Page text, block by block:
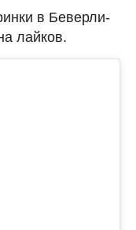
в Беверли-
лайков.